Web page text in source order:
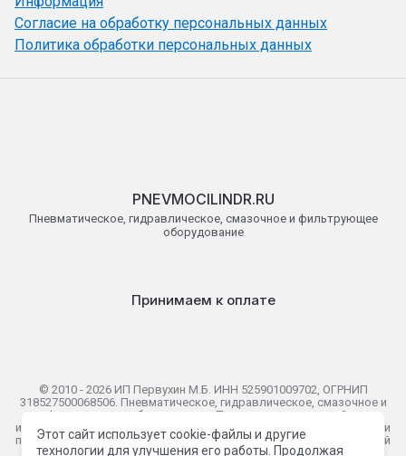
Согласие на обработку персональных данных
Политика обработки персональных данных
PNEVMOCILINDR.RU
Пневматическое, гидравлическое, смазочное и фильтрующее
оборудование
Принимаем к оплате
© 2010 - 2026 ИП Первухин М.Б. ИНН 525901009702, ОГРНИП
318527500068506. Пневматическое, гидравлическое, смазочное и
фильтрующее оборудование. Представленная на сайте
информация носит исключительно информационный характер и ни
при каких условиях не является публичной офертой определяемой
положениями Статьи 437(2) Гражданского кодекса Российской
Этот сайт использует cookie-файлы и другие
технологии для улучшения его работы. Продолжая